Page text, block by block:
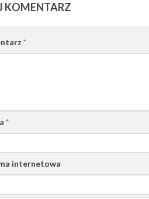
KOMENTARZ
*
*
internetowa